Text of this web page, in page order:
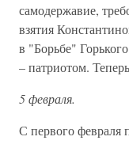
самодержавие,
взятия
в "Борьбе"
– патриотом.
5 февраля.
С первого февраля